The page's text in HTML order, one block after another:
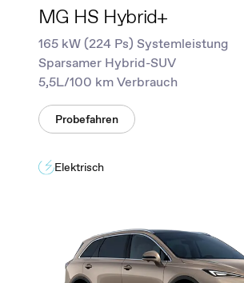
MG HS Hybrid+
165 kW (224 Ps) Systemleistung
Sparsamer Hybrid-SUV
5,5L/100 km Verbrauch
Probefahren
Elektrisch